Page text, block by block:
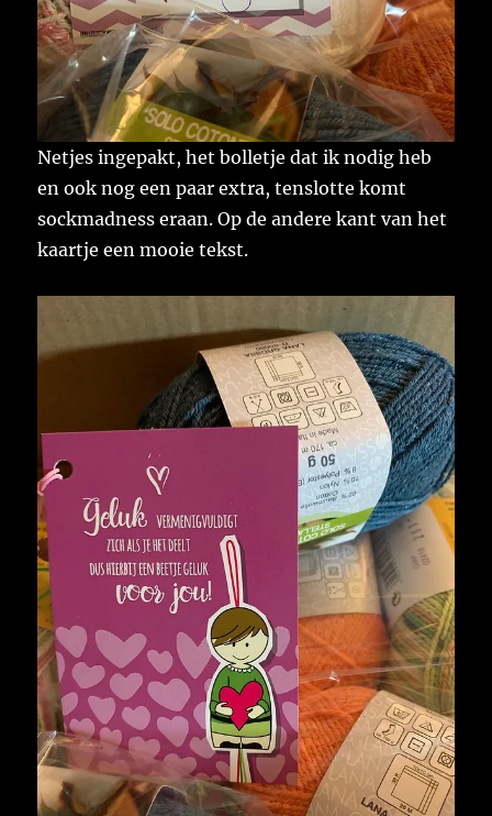
Netjes ingepakt, het bolletje dat ik nodig heb
en ook nog een paar extra, tenslotte komt
sockmadness eraan. Op de andere kant van het
kaartje een mooie tekst.